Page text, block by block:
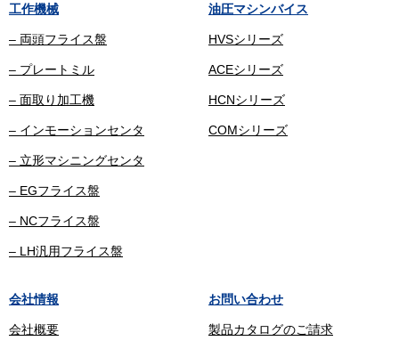
工作機械
– 両頭フライス盤
– プレートミル
– 面取り加工機
– インモーションセンタ
– 立形マシニングセンタ
– EGフライス盤
– NCフライス盤
– LH汎用フライス盤
油圧マシンバイス
HVSシリーズ
ACEシリーズ
HCNシリーズ
COMシリーズ
会社情報
会社概要
お問い合わせ
製品カタログのご請求